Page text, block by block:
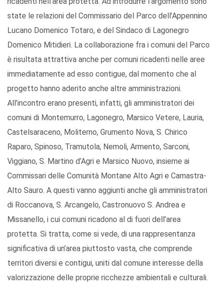
state le relazioni del Commissario del Parco dell’Appennino
Lucano Domenico Totaro, e del Sindaco di Lagonegro
Domenico Mitidieri. La collaborazione fra i comuni del Parco
è risultata attrattiva anche per comuni ricadenti nelle aree
immediatamente ad esso contigue, dal momento che al
progetto hanno aderito anche altre amministrazioni.
All’incontro erano presenti, infatti, gli amministratori dei
comuni di Montemurro, Lagonegro, Marsico Vetere, Lauria,
Castelsaraceno, Moliterno, Grumento Nova, S. Chirico
Raparo, Spinoso, Tramutola, Nemoli, Armento, Sarconi,
Viggiano, S. Martino d’Agri e Marsico Nuovo, insieme ai
Commissari delle Comunità Montane Alto Agri e Camastra-
Alto Sauro. A questi vanno aggiunti anche gli amministratori
di Roccanova, S. Arcangelo, Castronuovo S. Andrea e
Missanello, i cui comuni ricadono al di fuori dell’area
protetta. Si tratta, come si vede, di una rappresentanza
significativa di un’area piuttosto vasta, che comprende
territori diversi e contigui, uniti dal comune interesse della
valorizzazione delle proprie ricchezze ambientali e culturali.